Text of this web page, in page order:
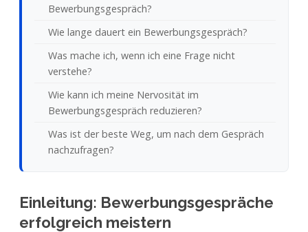
Bewerbungsgespräch?
Wie lange dauert ein Bewerbungsgespräch?
Was mache ich, wenn ich eine Frage nicht
verstehe?
Wie kann ich meine Nervosität im
Bewerbungsgespräch reduzieren?
Was ist der beste Weg, um nach dem Gespräch
nachzufragen?
Einleitung: Bewerbungsgespräche
erfolgreich meistern